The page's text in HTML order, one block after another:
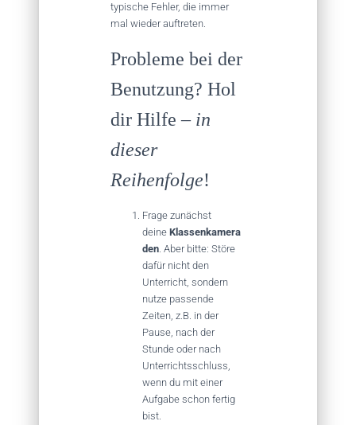
typische Fehler, die immer
mal wieder auftreten.
Probleme bei der
Benutzung? Hol
dir Hilfe – in
dieser
Reihenfolge!
Frage zunächst
deine Klassenkamera
den. Aber bitte: Störe
dafür nicht den
Unterricht, sondern
nutze passende
Zeiten, z.B. in der
Pause, nach der
Stunde oder nach
Unterrichtsschluss,
wenn du mit einer
Aufgabe schon fertig
bist.